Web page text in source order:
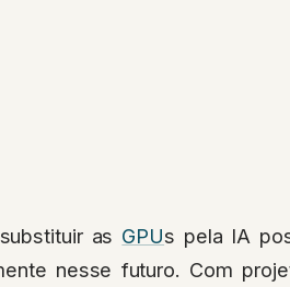
as GPUs pela IA
nesse futuro. Com